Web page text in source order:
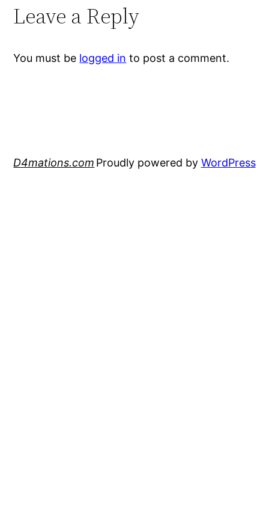
Leave a Reply
You must be logged in to post a comment.
D4mations.com Proudly powered by WordPress